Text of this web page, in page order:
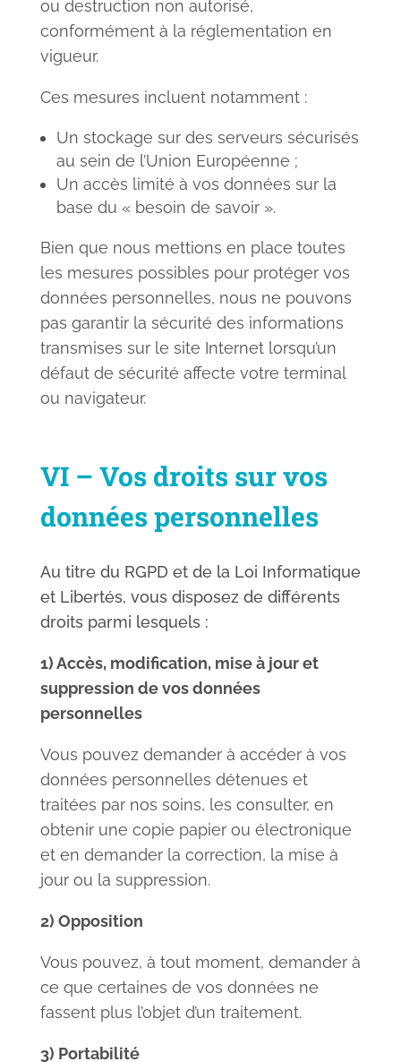
ou destruction non autorisé,
conformément à la réglementation en
vigueur.
Ces mesures incluent notamment :
Un stockage sur des serveurs sécurisés
au sein de l’Union Européenne ;
Un accès limité à vos données sur la
base du « besoin de savoir ».
Bien que nous mettions en place toutes
les mesures possibles pour protéger vos
données personnelles, nous ne pouvons
pas garantir la sécurité des informations
transmises sur le site Internet lorsqu’un
défaut de sécurité affecte votre terminal
ou navigateur.
VI – Vos droits sur vos
données personnelles
Au titre du RGPD et de la Loi Informatique
et Libertés, vous disposez de différents
droits parmi lesquels :
1) Accès, modification, mise à jour et
suppression de vos données
personnelles
Vous pouvez demander à accéder à vos
données personnelles détenues et
traitées par nos soins, les consulter, en
obtenir une copie papier ou électronique
et en demander la correction, la mise à
jour ou la suppression.
2) Opposition
Vous pouvez, à tout moment, demander à
ce que certaines de vos données ne
fassent plus l’objet d’un traitement.
3) Portabilité